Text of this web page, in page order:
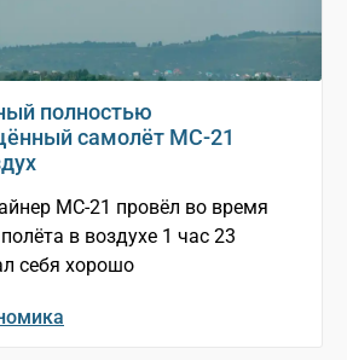
полностью
самолёт МС-21
МС-21 провёл во время
в воздухе 1 час 23
себя хорошо